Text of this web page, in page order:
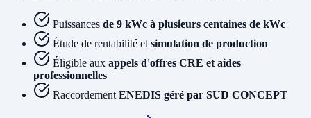
Puissances de 9 kWc à plusieurs centaines de kWc
Étude de rentabilité et simulation de production
Éligible aux appels d'offres CRE et aides
professionnelles
Raccordement ENEDIS géré par SUD CONCEPT